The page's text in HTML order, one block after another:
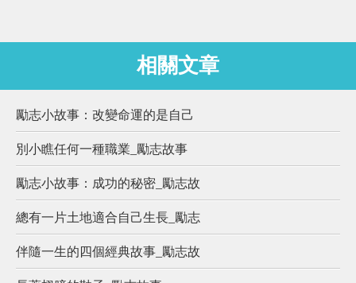
相關文章
勵志小故事：改變命運的是自己
別小瞧任何一種職業_勵志故事
勵志小故事：成功的秘密_勵志故
總有一片土地適合自己生長_勵志
伴隨一生的四個經典故事_勵志故